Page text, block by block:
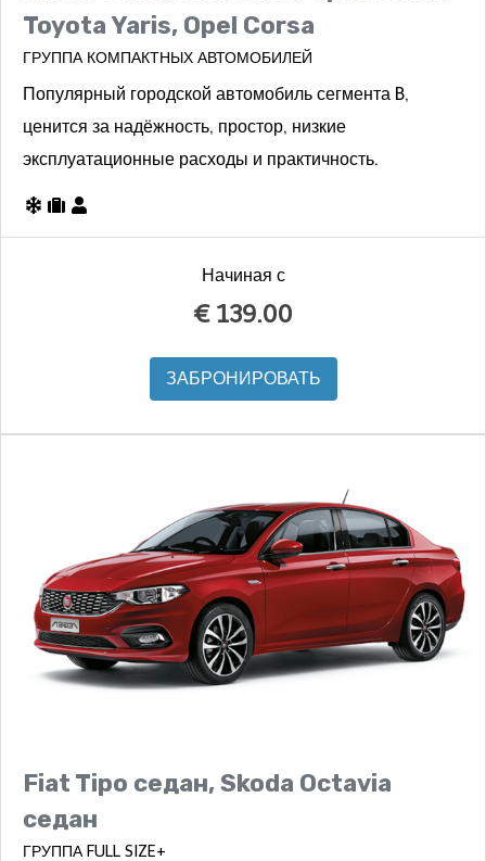
Toyota Yaris, Opel Corsa
ГРУППА КОМПАКТНЫХ АВТОМОБИЛЕЙ
Популярный городской автомобиль сегмента B,
ценится за надёжность, простор, низкие
эксплуатационные расходы и практичность.
Начиная с
€ 139.00
ЗАБРОНИРОВАТЬ
Fiat Tipo седан, Skoda Octavia
седан
ГРУППА FULL SIZE+